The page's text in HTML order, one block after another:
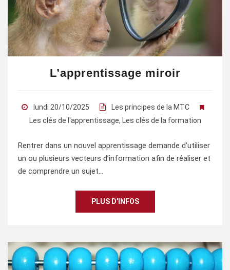
L’apprentissage miroir
lundi 20/10/2025
Les principes de la MTC
Les clés de l'apprentissage, Les clés de la formation
Rentrer dans un nouvel apprentissage demande d’utiliser
un ou plusieurs vecteurs d’information afin de réaliser et
de comprendre un sujet…
PLUS D'INFOS